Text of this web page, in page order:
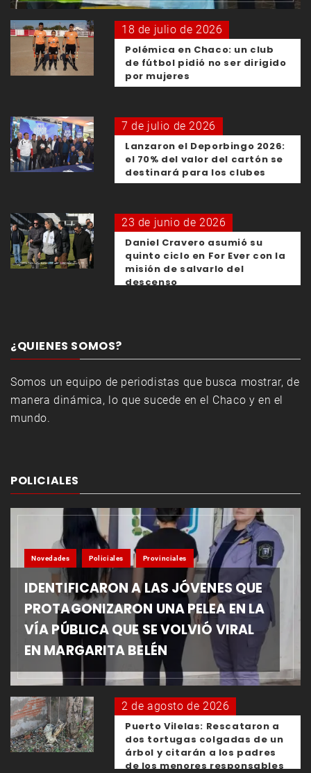
18 de julio de 2026
Polémica en Chaco: un club
de fútbol pidió no ser dirigido
por mujeres
7 de julio de 2026
Lanzaron el Deporbingo 2026:
el 70% del valor del cartón se
destinará para los clubes
23 de junio de 2026
Daniel Cravero asumió su
quinto ciclo en For Ever con la
misión de salvarlo del
descenso
¿QUIENES SOMOS?
Somos un equipo de periodistas que busca mostrar, de
manera dinámica, lo que sucede en el Chaco y en el
mundo.
POLICIALES
Novedades Policiales Provinciales
IDENTIFICARON A LAS JÓVENES QUE
PROTAGONIZARON UNA PELEA EN LA
VÍA PÚBLICA QUE SE VOLVIÓ VIRAL
EN MARGARITA BELÉN
2 de agosto de 2026
Puerto Vilelas: Rescataron a
dos tortugas colgadas de un
árbol y citarán a los padres
de los menores responsables